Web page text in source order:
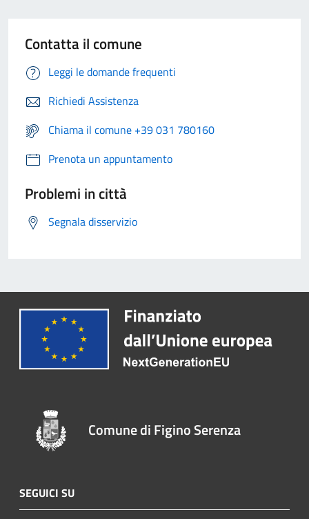
Contatta il comune
Leggi le domande frequenti
Richiedi Assistenza
Chiama il comune +39 031 780160
Prenota un appuntamento
Problemi in città
Segnala disservizio
Comune di Figino Serenza
SEGUICI SU